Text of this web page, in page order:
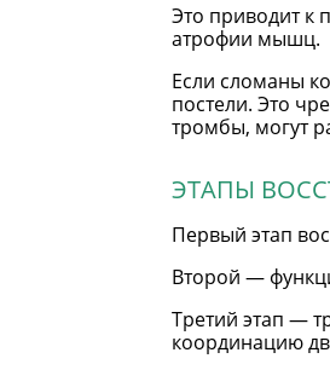
Это приводит к
атрофии мышц.
Если сломаны
постели. Это
тромбы, могут
ЭТАПЫ
Первый этап
Второй —
Третий этап —
координацию